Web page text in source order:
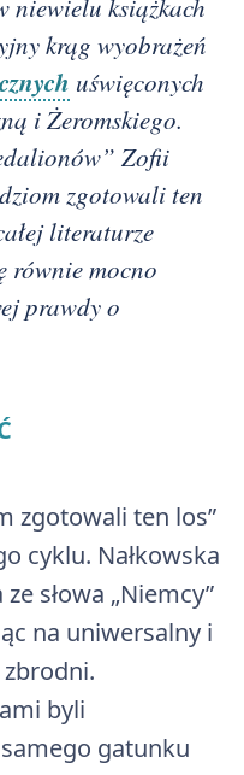
niewielu książkach
krąg wyobrażeń
uświęconych
i Żeromskiego.
Zofii
zgotowali ten
literaturze
równie mocno
prawdy o
zgotowali ten los”
cyklu. Nałkowska
słowa „Niemcy”
na uniwersalny i
byli
gatunku